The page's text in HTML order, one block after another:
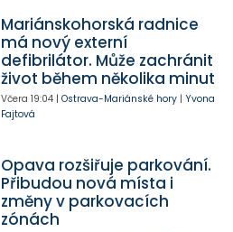
Mariánskohorská radnice
má nový externí
defibrilátor. Může zachránit
život během několika minut
Včera 19:04| Ostrava-Mariánské hory| Yvona
Fajtová
Opava rozšiřuje parkování.
Přibudou nová místa i
změny v parkovacích
zónách